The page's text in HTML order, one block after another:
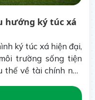
hướng ký túc xá
ký túc xá hiện đại,
trường sống tiện
về tài chính nên
lập.